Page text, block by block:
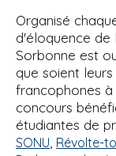
Organisé
d'éloquence de
Sorbonne est
que soient
francophones
concours
étudiantes de
SONU Révolte-